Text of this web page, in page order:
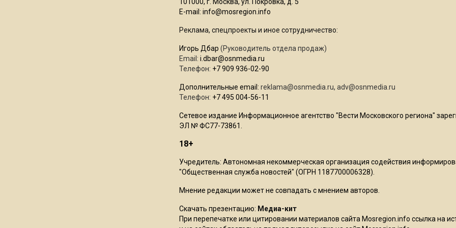
E-mail: info@mosregion.info
Реклама, спецпроекты и иное сотрудничество:
Игорь Дбар (Руководитель отдела продаж)
Email: i.dbar@osnmedia.ru
Телефон: +7 909 936-02-90
Дополнительные email: reklama@osnmedia.ru, adv@osnmedia.ru
Телефон: +7 495 004-56-11
Сетевое издание Информационное агентство "Вести Московского региона"
ЭЛ № ФС77-73861.
18+
Учредитель: Автономная некоммерческая организация содействия
"Общественная служба новостей" (ОГРН 1187700006328).
Мнение редакции может не совпадать с мнением авторов.
Скачать презентацию: Медиа-кит
При перепечатке или цитировании материалов сайта Mosregion.info ссылка на